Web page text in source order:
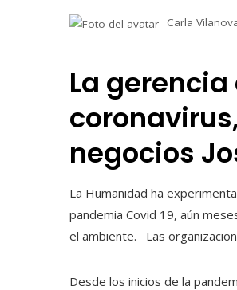
Carla
La
negocios
La Humanidad ha
pandemia Covid 19, aún
el ambiente. Las
Desde los inicios de la